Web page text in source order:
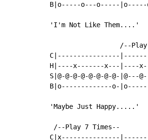
B|o-----o---o-----
'I'm Not Like Them....'
/--
C|----------------
H|----x-------x---|----
S|@-@-@-@-@-@-@-@-
B|o-------------o-
'Maybe Just Happy.....'
/--Play 7 Times--
C|x---------------